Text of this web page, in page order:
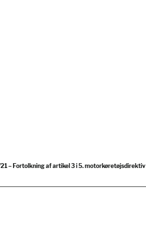
– Fortolkning af artikel 3 i 5. motorkøretøjsdirektiv